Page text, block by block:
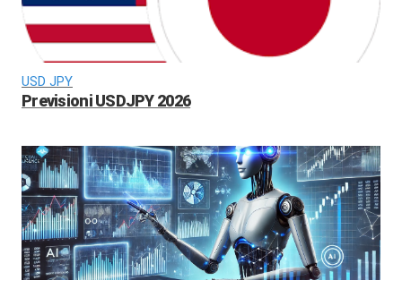
USD JPY
Previsioni USDJPY 2026